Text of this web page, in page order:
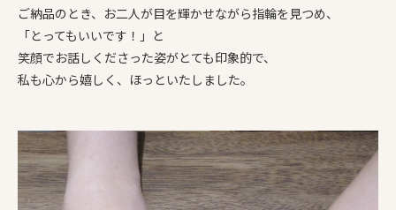
ご納品のとき、お二人が目を輝かせながら指輪を見つめ、
「とってもいいです！」と
笑顔でお話しくださった姿がとても印象的で、
私も心から嬉しく、ほっといたしました。